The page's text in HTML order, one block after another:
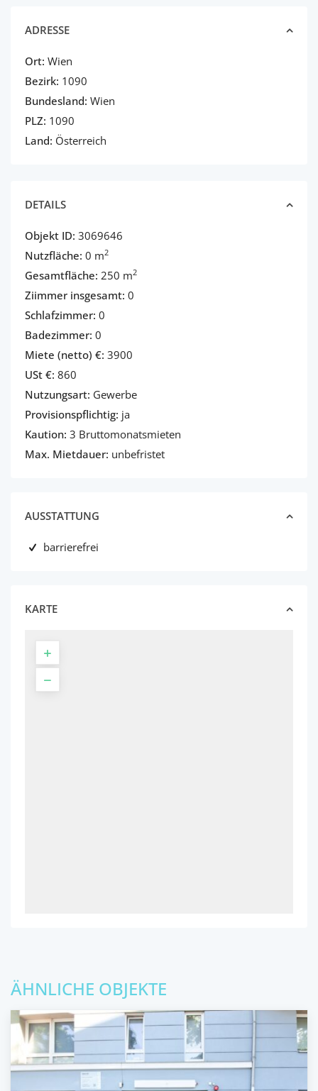
ADRESSE
Ort: Wien
Bezirk: 1090
Bundesland: Wien
PLZ: 1090
Land: Österreich
DETAILS
Objekt ID: 3069646
Nutzfläche: 0 m2
Gesamtfläche: 250 m2
Ziimmer insgesamt: 0
Schlafzimmer: 0
Badezimmer: 0
Miete (netto) €: 3900
USt €: 860
Nutzungsart: Gewerbe
Provisionspflichtig: ja
Kaution: 3 Bruttomonatsmieten
Max. Mietdauer: unbefristet
AUSSTATTUNG
barrierefrei
KARTE
ÄHNLICHE OBJEKTE